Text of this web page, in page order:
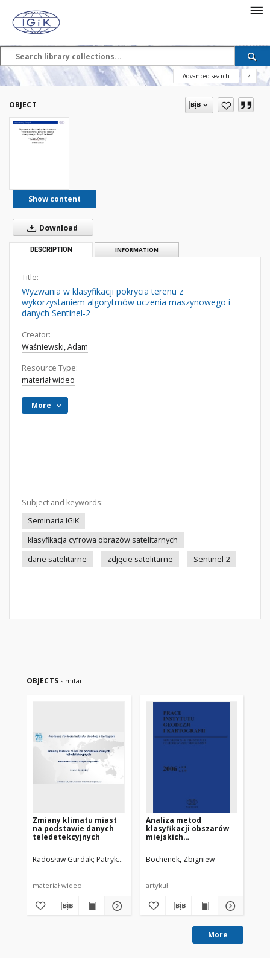
Advanced search ?
OBJECT
Show content
Download
DESCRIPTION INFORMATION
Title:
Wyzwania w klasyfikacji pokrycia terenu z
wykorzystaniem algorytmów uczenia maszynowego i
danych Sentinel-2
Creator:
Waśniewski, Adam
Resource Type:
materiał wideo
More
Subject and keywords:
Seminaria IGiK
klasyfikacja cyfrowa obrazów satelitarnych
dane satelitarne
zdjęcie satelitarne Sentinel-2
OBJECTS similar
Zmiany klimatu miast
na podstawie danych
teledetekcyjnych
Radosław Gurdak Patryk Grzybowski
materiał wideo
Analiza metod
klasyfikacji obszarów
miejskich
wysokorozdzielczych
zdjęciach satelitarnych
Bochenek, Zbigniew
artykuł
More